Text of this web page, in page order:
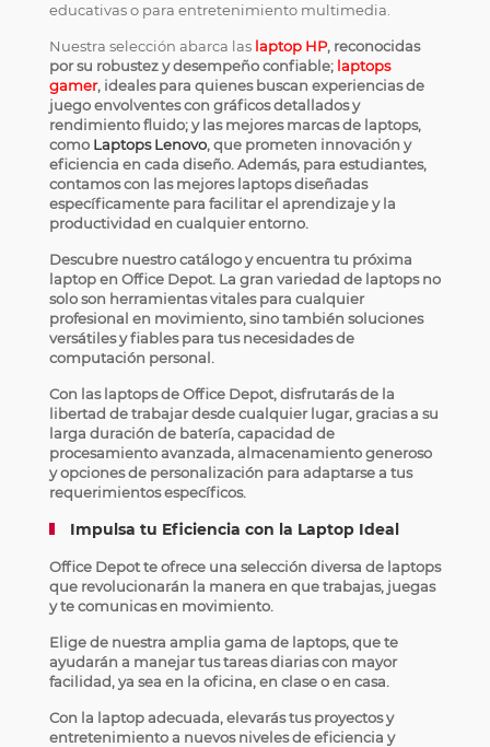
educativas o para entretenimiento multimedia.
Nuestra selección abarca las laptop HP, reconocidas
por su robustez y desempeño confiable; laptops
gamer, ideales para quienes buscan experiencias de
juego envolventes con gráficos detallados y
rendimiento fluido; y las mejores marcas de laptops,
como Laptops Lenovo, que prometen innovación y
eficiencia en cada diseño. Además, para estudiantes,
contamos con las mejores laptops diseñadas
específicamente para facilitar el aprendizaje y la
productividad en cualquier entorno.
Descubre nuestro catálogo y encuentra tu próxima
laptop en Office Depot. La gran variedad de laptops no
solo son herramientas vitales para cualquier
profesional en movimiento, sino también soluciones
versátiles y fiables para tus necesidades de
computación personal.
Con las laptops de Office Depot, disfrutarás de la
libertad de trabajar desde cualquier lugar, gracias a su
larga duración de batería, capacidad de
procesamiento avanzada, almacenamiento generoso
y opciones de personalización para adaptarse a tus
requerimientos específicos.
Impulsa tu Eficiencia con la Laptop Ideal
Office Depot te ofrece una selección diversa de laptops
que revolucionarán la manera en que trabajas, juegas
y te comunicas en movimiento.
Elige de nuestra amplia gama de laptops, que te
ayudarán a manejar tus tareas diarias con mayor
facilidad, ya sea en la oficina, en clase o en casa.
Con la laptop adecuada, elevarás tus proyectos y
entretenimiento a nuevos niveles de eficiencia y